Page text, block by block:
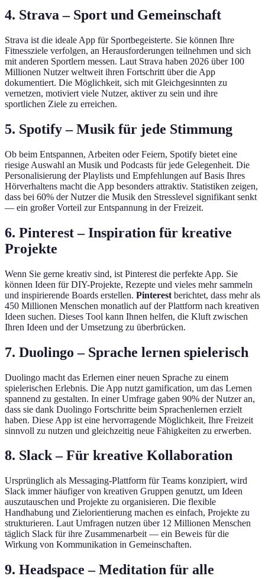
4. Strava – Sport und Gemeinschaft
Strava ist die ideale App für Sportbegeisterte. Sie können Ihre
Fitnessziele verfolgen, an Herausforderungen teilnehmen und sich
mit anderen Sportlern messen. Laut Strava haben 2026 über 100
Millionen Nutzer weltweit ihren Fortschritt über die App
dokumentiert. Die Möglichkeit, sich mit Gleichgesinnten zu
vernetzen, motiviert viele Nutzer, aktiver zu sein und ihre
sportlichen Ziele zu erreichen.
5. Spotify – Musik für jede Stimmung
Ob beim Entspannen, Arbeiten oder Feiern, Spotify bietet eine
riesige Auswahl an Musik und Podcasts für jede Gelegenheit. Die
Personalisierung der Playlists und Empfehlungen auf Basis Ihres
Hörverhaltens macht die App besonders attraktiv. Statistiken zeigen,
dass bei 60% der Nutzer die Musik den Stresslevel signifikant senkt
— ein großer Vorteil zur Entspannung in der Freizeit.
6. Pinterest – Inspiration für kreative
Projekte
Wenn Sie gerne kreativ sind, ist Pinterest die perfekte App. Sie
können Ideen für DIY-Projekte, Rezepte und vieles mehr sammeln
und inspirierende Boards erstellen. Pinterest berichtet, dass mehr als
450 Millionen Menschen monatlich auf der Plattform nach kreativen
Ideen suchen. Dieses Tool kann Ihnen helfen, die Kluft zwischen
Ihren Ideen und der Umsetzung zu überbrücken.
7. Duolingo – Sprache lernen spielerisch
Duolingo macht das Erlernen einer neuen Sprache zu einem
spielerischen Erlebnis. Die App nutzt gamification, um das Lernen
spannend zu gestalten. In einer Umfrage gaben 90% der Nutzer an,
dass sie dank Duolingo Fortschritte beim Sprachenlernen erzielt
haben. Diese App ist eine hervorragende Möglichkeit, Ihre Freizeit
sinnvoll zu nutzen und gleichzeitig neue Fähigkeiten zu erwerben.
8. Slack – Für kreative Kollaboration
Ursprünglich als Messaging-Plattform für Teams konzipiert, wird
Slack immer häufiger von kreativen Gruppen genutzt, um Ideen
auszutauschen und Projekte zu organisieren. Die flexible
Handhabung und Zielorientierung machen es einfach, Projekte zu
strukturieren. Laut Umfragen nutzen über 12 Millionen Menschen
täglich Slack für ihre Zusammenarbeit — ein Beweis für die
Wirkung von Kommunikation in Gemeinschaften.
9. Headspace – Meditation für alle